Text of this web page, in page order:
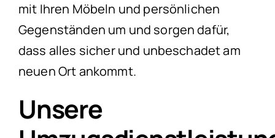
mit Ihren Möbeln und persönlichen
Gegenständen um und sorgen dafür,
dass alles sicher und unbeschadet am
neuen Ort ankommt.
Unsere